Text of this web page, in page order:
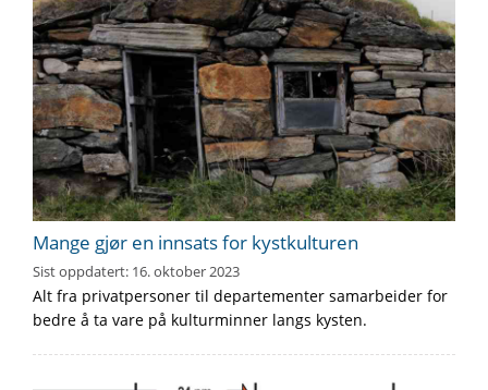
Mange gjør en innsats for kystkulturen
Sist oppdatert: 16. oktober 2023
Alt fra privatpersoner til departementer samarbeider for
bedre å ta vare på kulturminner langs kysten.